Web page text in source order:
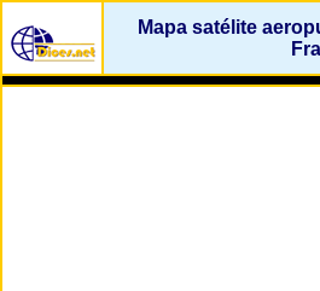
Mapa satélite